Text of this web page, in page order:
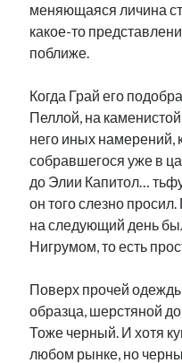
меняющаяся личина
какое-то
поближе.
Когда Грай его
Пеллой, на
него иных намерений,
собравшегося уже в
до Элии Капитол…
он того слезно
на следующий день
Нигрумом, то есть
Поверх прочей
образца, шерстяной
Тоже черный. И хотя
любом рынке, но